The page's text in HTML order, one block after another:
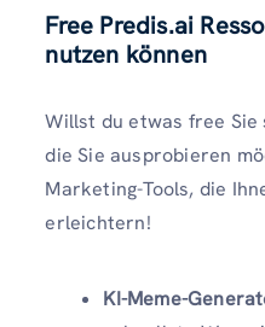
Free Predis.ai
nutzen können
Willst du etwas free Sie
die Sie ausprobieren
Marketing-Tools, die
erleichtern!
KI-Meme-